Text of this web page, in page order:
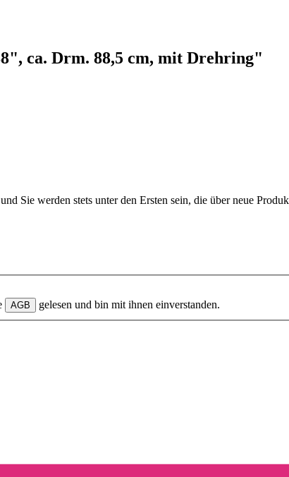
ca. Drm. 88,5 cm, mit Drehring"
Sie werden stets unter den Ersten sein, die über neue
AGB gelesen und bin mit ihnen einverstanden.